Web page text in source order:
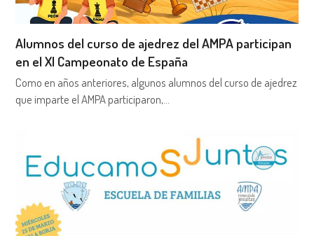
Alumnos del curso de ajedrez del AMPA participan
en el XI Campeonato de España
Como en años anteriores, algunos alumnos del curso de ajedrez
que imparte el AMPA participaron,…